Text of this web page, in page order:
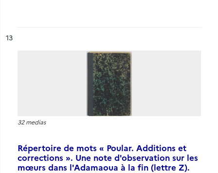
n°
13
32 medias
Répertoire de mots « Poular. Additions et
corrections ». Une note d'observation sur les
mœurs dans l'Adamaoua à la fin (lettre Z).